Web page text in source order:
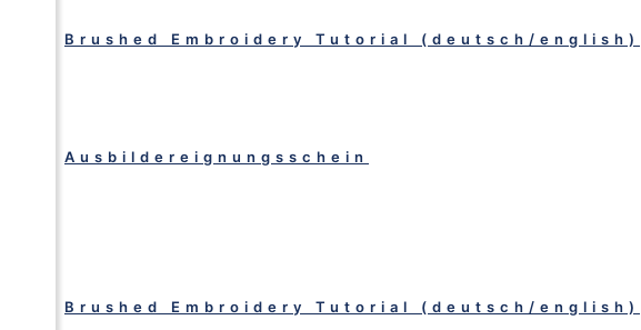
Brushed Embroidery Tutorial (deutsch/english)
Ausbildereignungsschein
Brushed Embroidery Tutorial (deutsch/english)